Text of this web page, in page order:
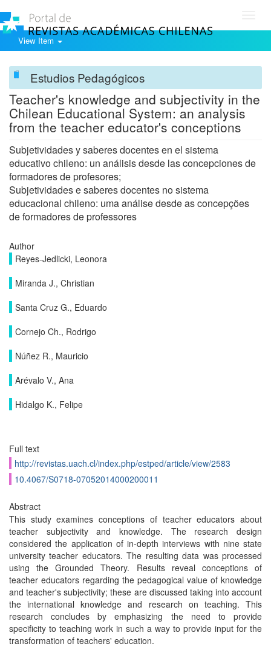
View Item
Estudios Pedagógicos
Teacher's knowledge and subjectivity in the
Chilean Educational System: an analysis
from the teacher educator's conceptions
Subjetividades y saberes docentes en el sistema
educativo chileno: un análisis desde las concepciones de
formadores de profesores;
Subjetividades e saberes docentes no sistema
educacional chileno: uma análise desde as concepções
de formadores de professores
Author
Reyes-Jedlicki, Leonora
Miranda J., Christian
Santa Cruz G., Eduardo
Cornejo Ch., Rodrigo
Núñez R., Mauricio
Arévalo V., Ana
Hidalgo K., Felipe
Full text
http://revistas.uach.cl/index.php/estped/article/view/2583
10.4067/S0718-07052014000200011
Abstract
This study examines conceptions of teacher educators about
teacher subjectivity and knowledge. The research design
considered the application of in-depth interviews with nine state
university teacher educators. The resulting data was processed
using the Grounded Theory. Results reveal conceptions of
teacher educators regarding the pedagogical value of knowledge
and teacher's subjectivity; these are discussed taking into account
the international knowledge and research on teaching. This
research concludes by emphasizing the need to provide
specificity to teaching work in such a way to provide input for the
transformation of teachers' education.